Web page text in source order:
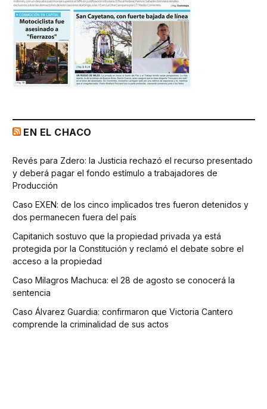
EN EL CHACO
Revés para Zdero: la Justicia rechazó el recurso presentado
y deberá pagar el fondo estímulo a trabajadores de
Producción
Caso EXEN: de los cinco implicados tres fueron detenidos y
dos permanecen fuera del país
Capitanich sostuvo que la propiedad privada ya está
protegida por la Constitución y reclamó el debate sobre el
acceso a la propiedad
Caso Milagros Machuca: el 28 de agosto se conocerá la
sentencia
Caso Álvarez Guardia: confirmaron que Victoria Cantero
comprende la criminalidad de sus actos